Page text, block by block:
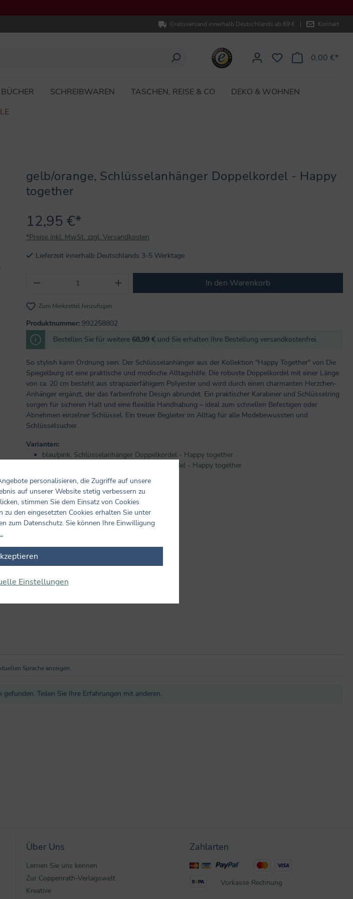
Gratisversand innerhalb Deutschlands ab 69 € | Kontakt
0,00 €*
BÜCHER SCHREIBWAREN TASCHEN, REISE & CO
DEKO & WOHNEN
gelb/orange, Schlüsselanhänger Doppelkordel - Happy
together
12,95 €*
*Preise inkl. MwSt. zzgl. Versandkosten
Lieferzeit innerhalb Deutschlands 3-5 Werktage
Produkt Anzahl: Gib den gewünschten Wert ein oder
In den Warenkorb
Zum Merkzettel hinzufügen
Produktnummer: 992258802
Bestellen Sie für weitere 68,99 € und Sie erhalten Ihre Bestellung versandkostenfrei.
So stylish kann Ordnung sein: Der Schlüsselanhänger aus der Kollektion "Happy Together" von Die
Spiegelburg ist eine praktische und modische Alltagshilfe. Die robuste Doppelkordel mit einer Länge
von ca. 20 cm besteht aus strapazierfähigem Polyester und wird durch einen charmanten Herzchen-
Anhänger ergänzt, der das farbenfrohe Design abrundet. Ein praktischer Karabiner und Schlüsselring
sorgen für sicheren Halt und eine flexible Handhabung – ideal zum schnellen Befestigen oder
Abnehmen einzelner Schlüssel. Ein treuer Begleiter im Alltag für alle Modebewussten und
Schlüsselsucher.
Varianten:
blau/pink, Schlüsselanhänger Doppelkordel - Happy together
gelb/orange, Schlüsselanhänger Doppelkordel - Happy together
Sprache anzeigen.
gefunden. Teilen Sie Ihre Erfahrungen mit anderen.
Über Uns
Lernen Sie uns kennen
Zur Coppenrath-Verlagswelt
Kreative
Zahlarten
Vorkasse Rechnung
personalisieren, die Zugriffe auf unsere
auf unserer Website stetig verbessern zu
stimmen Sie dem Einsatz von Cookies
den eingesetzten Cookies erhalten Sie unter
zum Datenschutz. Sie können Ihre Einwilligung
Einstellungen